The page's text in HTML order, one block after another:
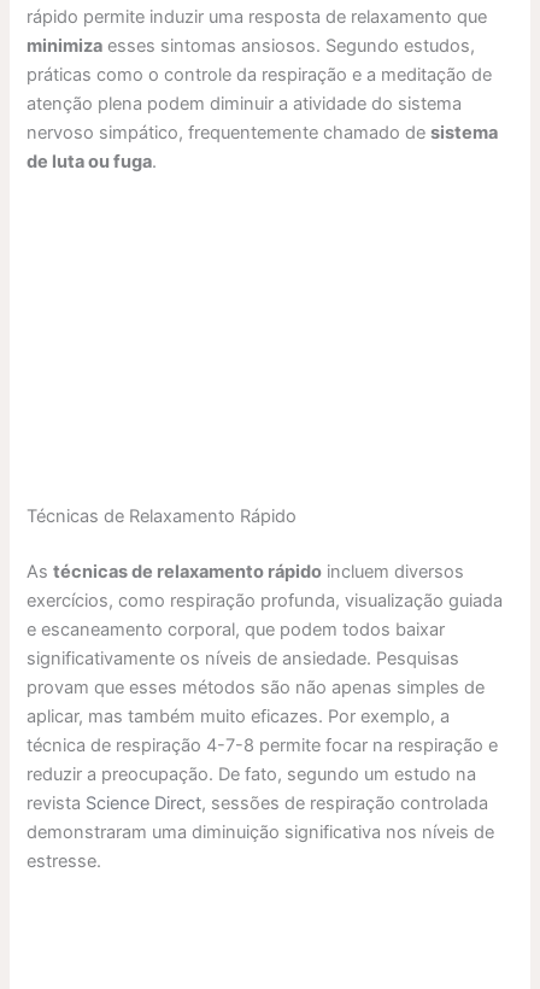
rápido permite induzir uma resposta de relaxamento que
minimiza esses sintomas ansiosos. Segundo estudos,
práticas como o controle da respiração e a meditação de
atenção plena podem diminuir a atividade do sistema
nervoso simpático, frequentemente chamado desistema
de luta ou fuga.
Técnicas de Relaxamento Rápido
Astécnicas de relaxamento rápido incluem diversos
exercícios, como respiração profunda, visualização guiada
e escaneamento corporal, que podem todos baixar
significativamente os níveis de ansiedade. Pesquisas
provam que esses métodos são não apenas simples de
aplicar, mas também muito eficazes. Por exemplo, a
técnica de respiração 4-7-8 permite focar na respiração e
reduzir a preocupação. De fato, segundo um estudo na
revista Science Direct, sessões de respiração controlada
demonstraram uma diminuição significativa nos níveis de
estresse.